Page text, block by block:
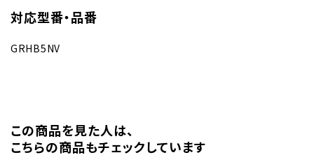
対応型番・品番
GRHB5NV
この商品を⾒た⼈は、
こちらの商品もチェックしています